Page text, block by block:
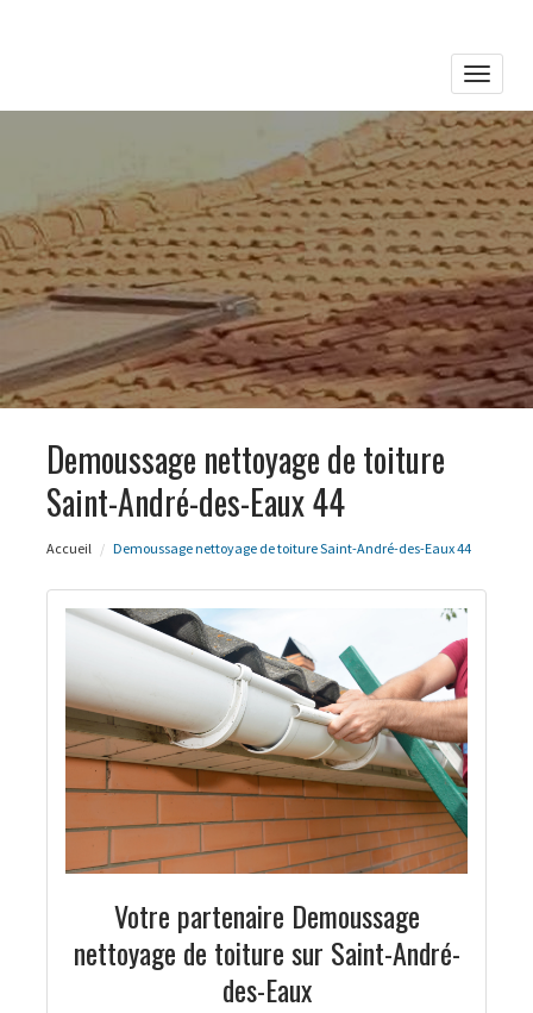
Toggle
Demoussage nettoyage de toiture
Saint-André-des-Eaux 44
Accueil Demoussage nettoyage de toiture Saint-André-des-Eaux 44
Votre partenaire Demoussage
nettoyage de toiture sur Saint-André-
des-Eaux